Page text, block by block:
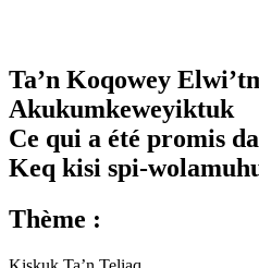
Ta’n Koqowey
Akukumkeweyiktuk
Ce qui a été promis
Keq kisi spi-
Thème :